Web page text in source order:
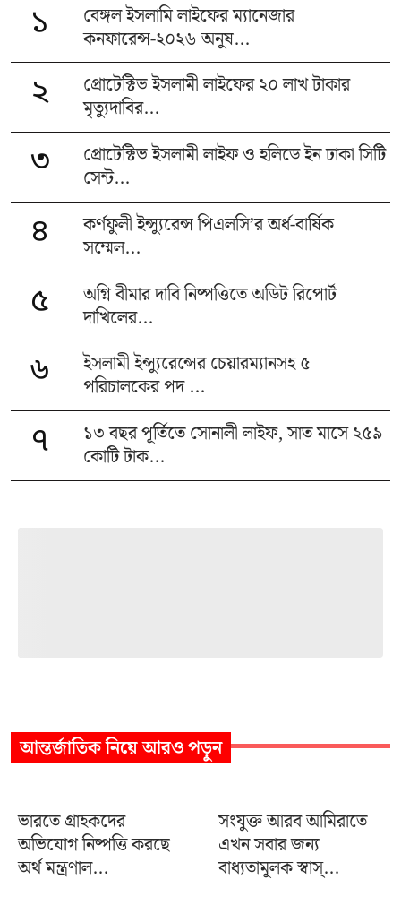
১
বেঙ্গল ইসলামি লাইফের ম্যানেজার
কনফারেন্স-২০২৬ অনুষ...
২
প্রোটেক্টিভ ইসলামী লাইফের ২০ লাখ টাকার
মৃত্যুদাবির...
৩
প্রোটেক্টিভ ইসলামী লাইফ ও হলিডে ইন ঢাকা সিটি
সেন্ট...
৪
কর্ণফুলী ইন্স্যুরেন্স পিএলসি’র অর্ধ-বার্ষিক
সম্মেল...
৫
অগ্নি বীমার দাবি নিষ্পত্তিতে অডিট রিপোর্ট
দাখিলের...
৬
ইসলামী ইন্স্যুরেন্সের চেয়ারম্যানসহ ৫
পরিচালকের পদ ...
৭
১৩ বছর পূর্তিতে সোনালী লাইফ, সাত মাসে ২৫৯
কোটি টাক...
আন্তর্জাতিকনিয়ে আরও পড়ুন
ভারতে গ্রাহকদের
অভিযোগ নিষ্পত্তি করছে
অর্থ মন্ত্রণাল...
সংযুক্ত আরব আমিরাতে
এখন সবার জন্য
বাধ্যতামূলক স্বাস্...